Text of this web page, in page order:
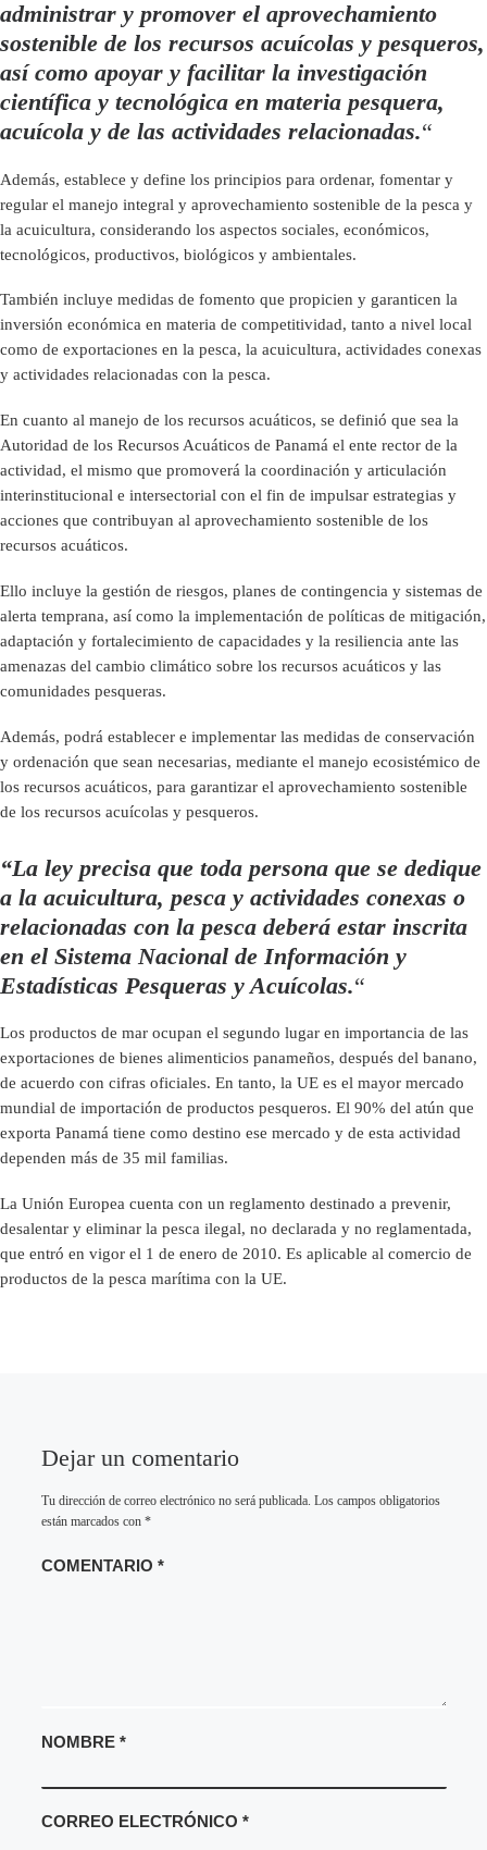
administrar y promover el aprovechamiento
sostenible de los recursos acuícolas y pesqueros,
así como apoyar y facilitar la investigación
científica y tecnológica en materia pesquera,
acuícola y de las actividades relacionadas.“
Además, establece y define los principios para ordenar, fomentar y
regular el manejo integral y aprovechamiento sostenible de la pesca y
la acuicultura, considerando los aspectos sociales, económicos,
tecnológicos, productivos, biológicos y ambientales.
También incluye medidas de fomento que propicien y garanticen la
inversión económica en materia de competitividad, tanto a nivel local
como de exportaciones en la pesca, la acuicultura, actividades conexas
y actividades relacionadas con la pesca.
En cuanto al manejo de los recursos acuáticos, se definió que sea la
Autoridad de los Recursos Acuáticos de Panamá el ente rector de la
actividad, el mismo que promoverá la coordinación y articulación
interinstitucional e intersectorial con el fin de impulsar estrategias y
acciones que contribuyan al aprovechamiento sostenible de los
recursos acuáticos.
Ello incluye la gestión de riesgos, planes de contingencia y sistemas de
alerta temprana, así como la implementación de políticas de mitigación,
adaptación y fortalecimiento de capacidades y la resiliencia ante las
amenazas del cambio climático sobre los recursos acuáticos y las
comunidades pesqueras.
Además, podrá establecer e implementar las medidas de conservación
y ordenación que sean necesarias, mediante el manejo ecosistémico de
los recursos acuáticos, para garantizar el aprovechamiento sostenible
de los recursos acuícolas y pesqueros.
“La ley precisa que toda persona que se dedique
a la acuicultura, pesca y actividades conexas o
relacionadas con la pesca deberá estar inscrita
en el Sistema Nacional de Información y
Estadísticas Pesqueras y Acuícolas.“
Los productos de mar ocupan el segundo lugar en importancia de las
exportaciones de bienes alimenticios panameños, después del banano,
de acuerdo con cifras oficiales. En tanto, la UE es el mayor mercado
mundial de importación de productos pesqueros. El 90% del atún que
exporta Panamá tiene como destino ese mercado y de esta actividad
dependen más de 35 mil familias.
La Unión Europea cuenta con un reglamento destinado a prevenir,
desalentar y eliminar la pesca ilegal, no declarada y no reglamentada,
que entró en vigor el 1 de enero de 2010. Es aplicable al comercio de
productos de la pesca marítima con la UE.
Dejar un comentario
Tu dirección de correo electrónico no será publicada. Los campos obligatorios
están marcados con *
COMENTARIO *
NOMBRE *
CORREO ELECTRÓNICO *